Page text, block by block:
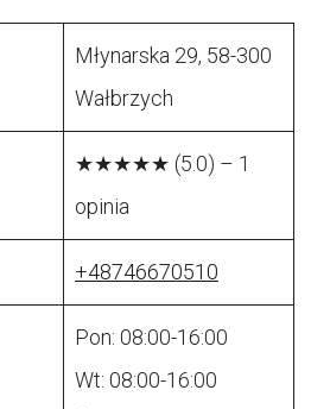
Młynarska 29, 58-300
Wałbrzych
★★★★★ (5.0) – 1
opinia
+48746670510
Pon: 08:00-16:00
Wt: 08:00-16:00